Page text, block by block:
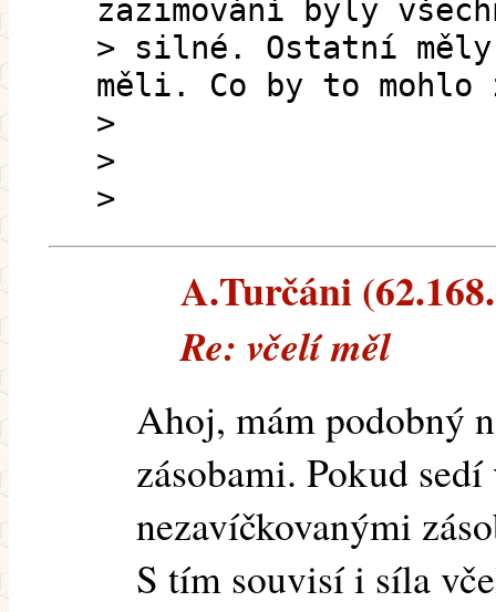
zazimování byly
> silné. Ostatní
měli. Co by to mohlo
>
>
>
A.Turčáni
Re: včelí měl
Ahoj, mám podobný
zásobami. Pokud
nezavíčkovanými
S tím souvisí i síla